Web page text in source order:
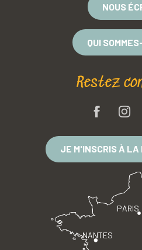
NOUS
QUI
Restez
JE M'INSCRIS À
PARIS
NANTES